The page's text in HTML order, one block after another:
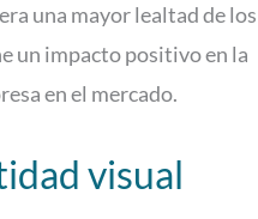
una mayor lealtad de los
un impacto positivo en la
en el mercado.
visual